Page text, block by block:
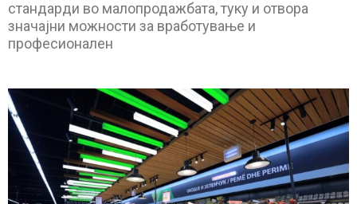
стандарди во малопродажбата, туку и отвора
значајни можности за вработување и
професионален